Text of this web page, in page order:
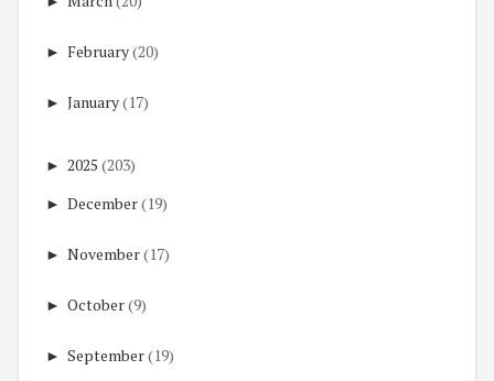
► February(20)
► January(17)
► 2025 (203)
► December(19)
► November(17)
► October(9)
► September(19)